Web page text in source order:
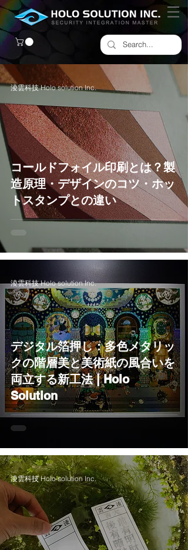
コールドフォイル印刷とは？製
造原理・デザインのコツ・ホッ
トスタンプとの違い
淩雲科技 Holo solution Inc.
デジタル箔押し：多色メタリッ
クの階層美と美術紙の風合いを
両立する新工法 | Holo
Solution
淩雲科技 Holo solution Inc.
淩雲科技 Holo solution Inc.